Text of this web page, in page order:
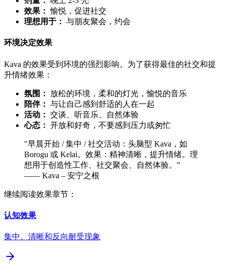
效果： 愉悦，促进社交
理想用于： 与朋友聚会，约会
环境决定效果
Kava 的效果受到环境的强烈影响。为了获得最佳的社交和提
升情绪效果：
氛围：
放松的环境，柔和的灯光，愉悦的音乐
陪伴： 与让自己感到舒适的人在一起
活动： 交谈、听音乐、自然体验
心态： 开放和好奇，不要感到压力或匆忙
"早晨开始 / 集中 / 社交活动：头脑型 Kava，如
Borogu 或 Kelai。效果：精神清晰，提升情绪。理
想用于创造性工作、社交聚会、自然体验。 "
—— Kava – 安宁之根
继续阅读效果章节：
认知效果
集中、清晰和反向耐受现象